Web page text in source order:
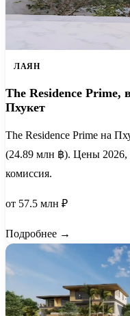
ЛАЯН
The Residence
Пхукет
The Residence Prime на
(24.89 млн ฿). Цены 2026,
комиссия.
от 57.5 млн ₽
Подробнее →